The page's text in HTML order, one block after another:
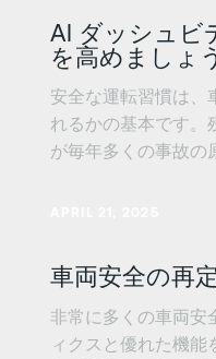
AI ダッシュビ
を高めましょ
安全な運転習慣は、
れるかの基本です。
が毎年多くの事故の
車両安全の再
非常に多くの車両安
ィクスと優れた機能